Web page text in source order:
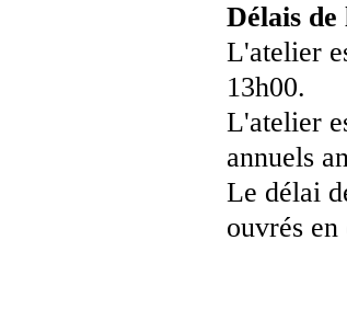
Délais
L'atelier
13h00.
L'atelier
annuels
Le délai
ouvrés en